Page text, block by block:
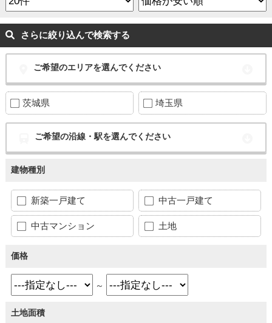
さらに絞り込んで検索する
ご希望のエリアを選んでください
茨城県 埼玉県
ご希望の沿線・駅を選んでください
建物種別
新築一戸建て 中古一戸建て
中古マンション 土地
価格
～
土地面積